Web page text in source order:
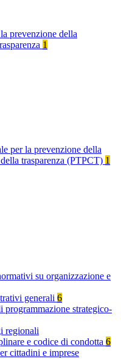
prevenzione della
1
per la prevenzione della
trasparenza (PTPCT) 1
su organizzazione e
generali 6
programmazione strategico-
regionali
e codice di condotta 6
cittadini e imprese